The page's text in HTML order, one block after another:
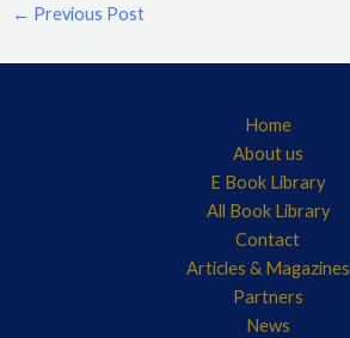
← Previous Post
Home
About us
E Book Library
All Book Library
Contact
Articles & Magazines
Partners
News